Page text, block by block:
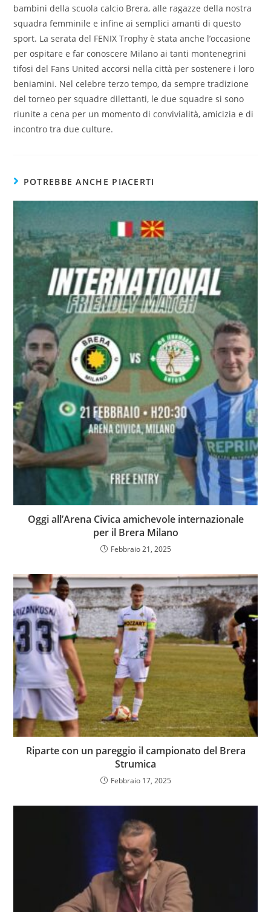
bambini della scuola calcio Brera, alle ragazze della nostra
squadra femminile e infine ai semplici amanti di questo
sport. La serata del FENIX Trophy è stata anche l’occasione
per ospitare e far conoscere Milano ai tanti montenegrini
tifosi del Fans United accorsi nella città per sostenere i loro
beniamini. Nel celebre terzo tempo, da sempre tradizione
del torneo per squadre dilettanti, le due squadre si sono
riunite a cena per un momento di convivialità, amicizia e di
incontro tra due culture.
POTREBBE ANCHE PIACERTI
Oggi all’Arena Civica amichevole internazionale
per il Brera Milano
Febbraio 21, 2025
Riparte con un pareggio il campionato del Brera
Strumica
Febbraio 17, 2025